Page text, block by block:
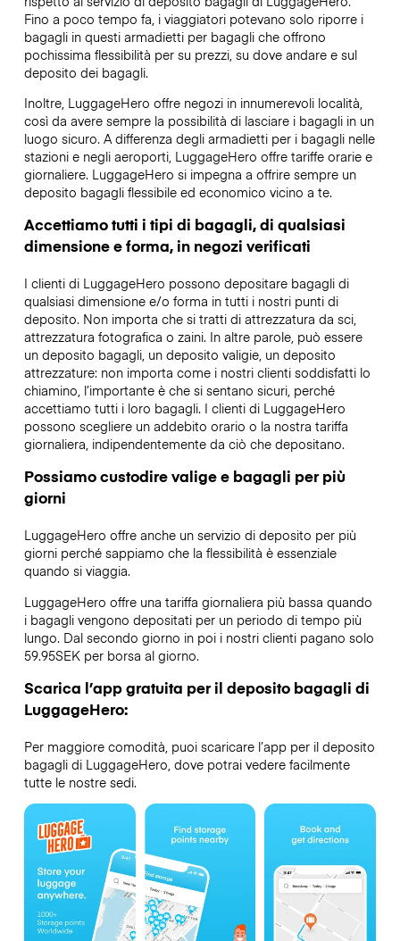
Fino a poco tempo fa, i viaggiatori potevano solo riporre i
bagagli in questi armadietti per bagagli che offrono
pochissima flessibilità per su prezzi, su dove andare e sul
deposito dei bagagli.
Inoltre, LuggageHero offre negozi in innumerevoli località,
così da avere sempre la possibilità di lasciare i bagagli in un
luogo sicuro. A differenza degli armadietti per i bagagli nelle
stazioni e negli aeroporti, LuggageHero offre tariffe orarie e
giornaliere. LuggageHero si impegna a offrire sempre un
deposito bagagli flessibile ed economico vicino a te.
Accettiamo tutti i tipi di bagagli, di qualsiasi
dimensione e forma, in negozi verificati
I clienti di LuggageHero possono depositare bagagli di
qualsiasi dimensione e/o forma in tutti i nostri punti di
deposito. Non importa che si tratti di attrezzatura da sci,
attrezzatura fotografica o zaini. In altre parole, può essere
un deposito bagagli, un deposito valigie, un deposito
attrezzature: non importa come i nostri clienti soddisfatti lo
chiamino, l’importante è che si sentano sicuri, perché
accettiamo tutti i loro bagagli. I clienti di LuggageHero
possono scegliere un addebito orario o la nostra tariffa
giornaliera, indipendentemente da ciò che depositano.
Possiamo custodire valige e bagagli per più
giorni
LuggageHero offre anche un servizio di deposito per più
giorni perché sappiamo che la flessibilità è essenziale
quando si viaggia.
LuggageHero offre una tariffa giornaliera più bassa quando
i bagagli vengono depositati per un periodo di tempo più
lungo. Dal secondo giorno in poi i nostri clienti pagano solo
59.95SEK per borsa al giorno.
Scarica l’app gratuita per il deposito bagagli di
LuggageHero:
Per maggiore comodità, puoi scaricare l’app per il deposito
bagagli di LuggageHero, dove potrai vedere facilmente
tutte le nostre sedi.